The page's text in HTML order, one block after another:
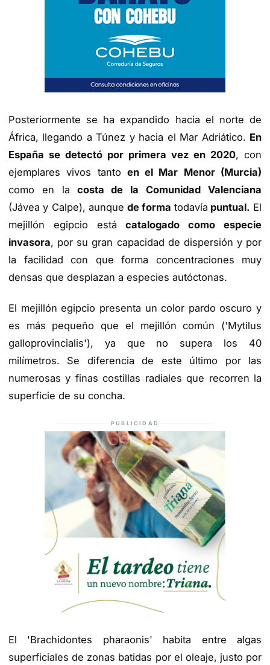
Posteriormente se ha expandido hacia el norte de
África, llegando a Túnez y hacia el Mar Adriático. En
España se detectó por primera vez en 2020, con
ejemplares vivos tanto en el Mar Menor (Murcia)
como en la costa de la Comunidad Valenciana
(Jávea y Calpe), aunque de forma todavía puntual. El
mejillón egipcio estácatalogado como especie
invasora, por su gran capacidad de dispersión y por
la facilidad con que forma concentraciones muy
densas que desplazan a especies autóctonas.
El mejillón egipcio presenta un color pardo oscuro y
es más pequeño que el mejillón común ('Mytilus
galloprovincialis'), ya que no supera los 40
milímetros. Se diferencia de este último por las
numerosas y finas costillas radiales que recorren la
superficie de su concha.
PUBLICIDAD
El 'Brachidontes pharaonis' habita entre algas
superficiales de zonas batidas por el oleaje, justo por